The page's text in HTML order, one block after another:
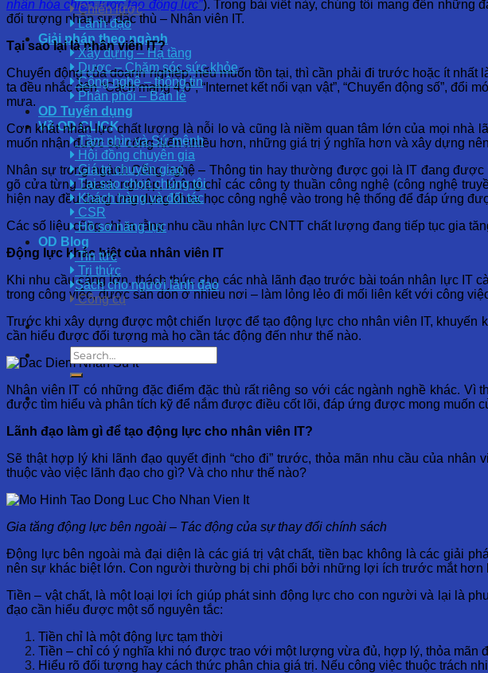
Chiến lược
Lãnh đạo
Giải pháp theo ngành
Xây dựng – Hạ tầng
Dược – Chăm sóc sức khỏe
Công nghệ – thông tin
Phân phối – Bán lẻ
OD Tuyển dụng
Về OD CLICK
Tầm nhìn và Sứ mệnh
Hội đồng chuyên gia
Giá trị chuyển giao
Tại sao chọn chúng tôi
Khách hàng và đối tác
CSR
Hồ sơ năng lực
OD Blog
Tin tức
Tri thức
Sách cho người lãnh đạo
Công cụ
nhân hóa chiến lược tạo động lực”). Trong bài viết này, chúng tôi mang đến những
đối tượng nhân sự đặc thù – Nhân viên IT.
Tại sao lại là nhân viên IT?
Chuyển động của doanh nghiệp, nếu muốn tồn tại, thì cần phải đi trước hoặc ít
ta đều nhắc đến “Cách mạng 4.0”, “Internet kết nối vạn vật”, “Chuyển động số”,
mưa.
Cơn khát nhân lực chất lượng là nỗi lo và cũng là niềm quan tâm lớn của mọi nhà
muốn nhận được sự cống hiến nhiều hơn, những giá trị ý nghĩa hơn và xây dựng
Nhân sự trong ngành Công nghệ – Thông tin hay thường được gọi là IT đang
gõ cửa từng doanh nghiệp, không chỉ các công ty thuần công nghệ (công nghệ
hiện nay đều đang ứng dụng khoa học công nghệ vào trong hệ thống để đáp ứng
Các số liệu cũng chỉ ra rằng nhu cầu nhân lực CNTT chất lượng đang tiếp tục gia
Động lực khác biệt của nhân viên IT
Khi nhu cầu càng lớn, thách thức cho các nhà lãnh đạo trước bài toán nhân lực
trong công việc, được săn đón ở nhiều nơi – làm lỏng lẻo đi mối liên kết với công
Trước khi xây dựng được một chiến lược để tạo động lực cho nhân viên IT,
cần hiểu được đối tượng mà họ cần tác động đến như thế nào.
Nhân viên IT có những đặc điểm đặc thù rất riêng so với các ngành nghề khác.
được tìm hiểu và phân tích kỹ để nắm được điều cốt lõi, đáp ứng được mong muốn
Lãnh đạo làm gì để tạo động lực cho nhân viên IT?
Sẽ thật hợp lý khi lãnh đạo quyết định “cho đi” trước, thỏa mãn nhu cầu của
thuộc vào việc lãnh đạo cho gì? Và cho như thế nào?
Gia tăng động lực bên ngoài – Tác động của sự thay đổi chính sách
Động lực bên ngoài mà đại diện là các giá trị vật chất, tiền bạc không là các giải
nên sự khác biệt lớn. Con người thường bị chi phối bởi những lợi ích trước mắt hơn
Tiền – vật chất, là một loại lợi ích giúp phát sinh động lực cho con người và lại là
đạo cần hiểu được một số nguyên tắc:
Tiền chỉ là một động lực tạm thời
Tiền – chỉ có ý nghĩa khi nó được trao với một lượng vừa đủ, hợp lý, thỏa mãn
Hiểu rõ đối tượng hay cách thức phân chia giá trị. Nếu công việc thuộc trách